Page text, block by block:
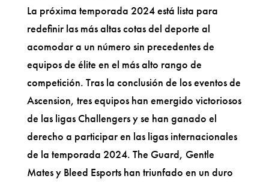
La próxima temporada 2024 está lista para
redefinir las más altas cotas del deporte al
acomodar a un número sin precedentes de
equipos de élite en el más alto rango de
competición. Tras la conclusión de los eventos de
Ascension, tres equipos han emergido victoriosos
de las ligas Challengers y se han ganado el
derecho a participar en las ligas internacionales
de la temporada 2024. The Guard, Gentle
Mates y Bleed Esports han triunfado en un duro